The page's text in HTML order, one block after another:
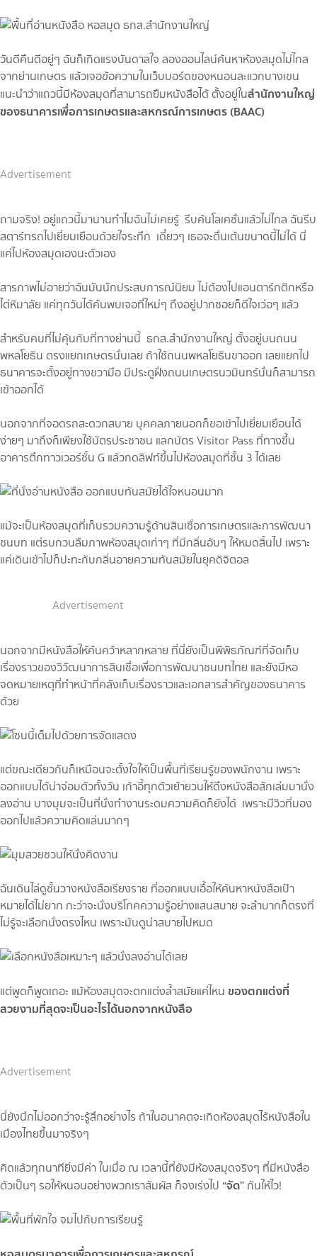
วันดีคืนดีอยู่ๆ ฉันก็เกิดแรงบันดาลใจ ลองออนไลน์ค้นหาห้องสมุดไม่ไกล
จากย่านเกษตร แล้วเจอข้อความในเว็บบอร์ดของหนอนละแวกบางเขน
แนะนำว่าแถวนี้มีห้องสมุดที่สามารถยืมหนังสือได้ ตั้งอยู่ในสำนักงานใหญ่
ของธนาคารเพื่อการเกษตรและสหกรณ์การเกษตร (BAAC)
Advertisement
ถามจริง! อยู่แถวนี้มานานทำไมฉันไม่เคยรู้ รีบค้นโลเคชั่นแล้วไม่ไกล ฉันรีบ
สตาร์ทรถไปเยี่ยมเยือนด้วยใจระทึก เดี๋ยวๆ เธอจะตื่นเต้นขนาดนี้ไม่ได้ นี่
แค่ไปห้องสมุดเองนะตัวเอง
สารภาพไม่อายว่าฉันมันนักประสบการณ์นิยม ไม่ต้องไปแอนตาร์กติกหรือ
ไต่หิมาลัย แค่ทุกวันได้ค้นพบเจอที่ใหม่ๆ ถึงอยู่ปากซอยก็ดีใจเว่อๆ แล้ว
สำหรับคนที่ไม่คุ้นกับที่ทางย่านนี้ ธกส.สำนักงานใหญ่ ตั้งอยู่บนถนน
พหลโยธิน ตรงแยกเกษตรนั่นเลย ถ้าใช้ถนนพหลโยธินขาออก เลยแยกไป
ธนาคารจะตั้งอยู่ทางขวามือ มีประตูฝั่งถนนเกษตรนวมินทร์นั่นก็สามารถ
เข้าออกได้
นอกจากที่จอดรถสะดวกสบาย บุคคลภายนอกก็ขอเข้าไปเยี่ยมเยือนได้
ง่ายๆ มาถึงก็เพียงใช้บัตรประชาชน แลกบัตร Visitor Pass ที่ทางขึ้น
อาคารตึกทาวเวอร์ชั้น G แล้วกดลิฟท์ขึ้นไปห้องสมุดที่ชั้น 3 ได้เลย
แม้จะเป็นห้องสมุดที่เก็บรวมความรู้ด้านสินเชื่อการเกษตรและการพัฒนา
ชนบท แต่รบกวนลืมภาพห้องสมุดเก่าๆ ที่มีกลิ่นอับๆ ให้หมดสิ้นไป เพราะ
แค่เดินเข้าไปก็ปะทะกับกลิ่นอายความทันสมัยในยุคดิจิตอล
Advertisement
นอกจากมีหนังสือให้ค้นคว้าหลากหลาย ที่นี่ยังเป็นพิพิธภัณฑ์ที่จัดเก็บ
เรื่องราวของวิวัฒนาการสินเชื่อเพื่อการพัฒนาชนบทไทย และยังมีหอ
จดหมายเหตุที่ทำหน้าที่คลังเก็บเรื่องราวและเอกสารสำคัญของธนาคาร
ด้วย
แต่ขณะเดียวกันก็เหมือนจะตั้งใจให้เป็นพื้นที่เรียนรู้ของพนักงาน เพราะ
ออกแบบได้น่าจ่อมตัวทั้งวัน เก้าอี้ทุกตัวเย้ายวนให้ดึงหนังสือสักเล่มมานั่ง
ลงอ่าน บางมุมจะเป็นที่นั่งทำงานระดมความคิดก็ยังได้ เพราะมีวิวที่มอง
ออกไปแล้วความคิดแล่นมากๆ
ฉันเดินไล่ดูชั้นวางหนังสือเรียงราย ที่ออกแบบเอื้อให้ค้นหาหนังสือเป้า
หมายได้ไม่ยาก กะว่าจะนั่งบริโภคความรู้อย่างแสนสบาย จะลำบากก็ตรงที่
ไม่รู้จะเลือกนั่งตรงไหน เพราะมันดูน่าสบายไปหมด
แต่พูดก็พูดเถอะ แม้ห้องสมุดจะตกแต่งล้ำสมัยแค่ไหน ของตกแต่งที่
สวยงามที่สุดจะเป็นอะไรได้นอกจากหนังสือ
Advertisement
นี่ยังนึกไม่ออกว่าจะรู้สึกอย่างไร ถ้าในอนาคตจะเกิดห้องสมุดไร้หนังสือใน
เมืองไทยขึ้นมาจริงๆ
คิดแล้วทุกนาทียิ่งมีค่า ในเมื่อ ณ เวลานี้ที่ยังมีห้องสมุดจริงๆ ที่มีหนังสือ
ตัวเป็นๆ รอให้หนอนอย่างพวกเราสัมผัส ก็จงเร่งไป “จัด” กันให้ไว!